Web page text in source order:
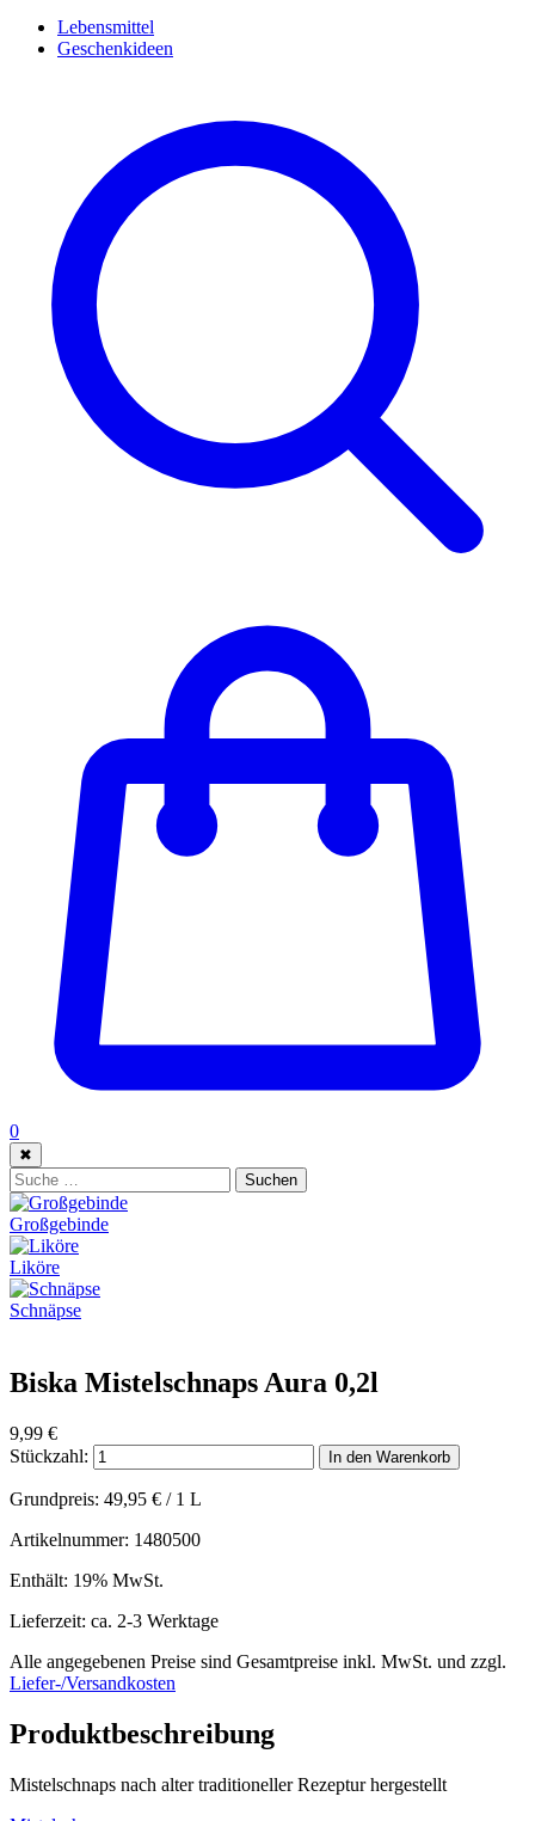
Lebensmittel
Geschenkideen
0
✖
Suche: Suchen
Großgebinde
Liköre
Schnäpse
Biska Mistelschnaps Aura 0,2l
9,99 €
Stückzahl:
In den Warenkorb
Grundpreis: 49,95 € / 1 L
Artikelnummer: 1480500
Enthält: 19% MwSt.
Lieferzeit: ca. 2-3 Werktage
Alle angegebenen Preise sind Gesamtpreise inkl. MwSt. und zzgl.
Liefer-/Versandkosten
Produktbeschreibung
Mistelschnaps nach alter traditioneller Rezeptur hergestellt